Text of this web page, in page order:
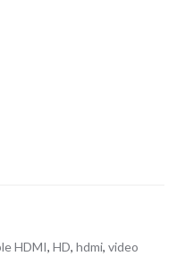
HDMI, HD, hdmi, video